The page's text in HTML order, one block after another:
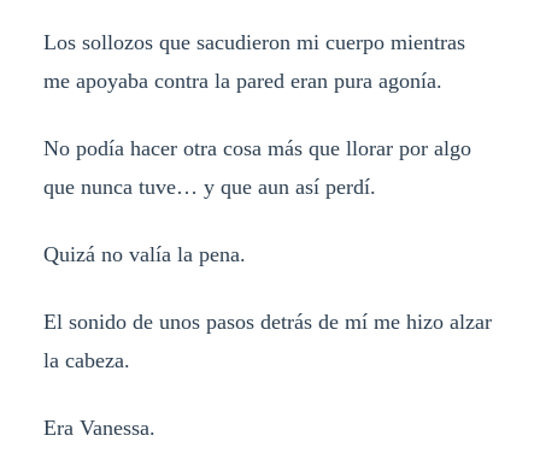
Los sollozos que sacudieron mi cuerpo mientras
me apoyaba contra la pared eran pura agonía.
No podía hacer otra cosa más que llorar por algo
que nunca tuve… y que aun así perdí.
Quizá no valía la pena.
El sonido de unos pasos detrás de mí me hizo alzar
la cabeza.
Era Vanessa.